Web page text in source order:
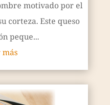
motivado por el
corteza. Este queso
peque...